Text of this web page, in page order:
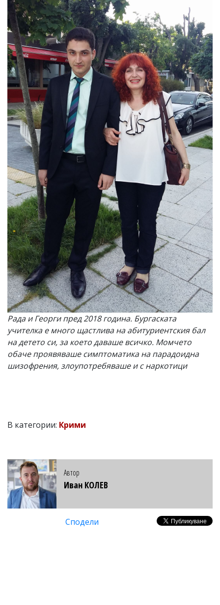
Рада и Георги пред 2018 година. Бургаската
учителка е много щастлива на абитуриентския бал
на детето си, за което даваше всичко. Момчето
обаче проявяваше симптоматика на парадоидна
шизофрения, злоупотребяваше и с наркотици
В категории: Крими
Автор
Иван КОЛЕВ
Сподели